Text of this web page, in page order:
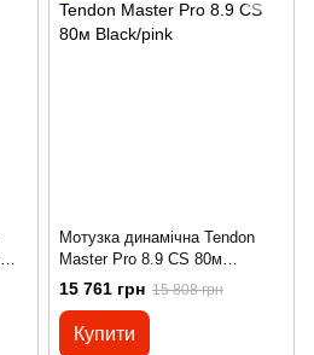
Мотузка динамічна Tendon
Master Pro 8.9 CS 80м
Black/pink
15 761 грн 15 808 грн
Купити